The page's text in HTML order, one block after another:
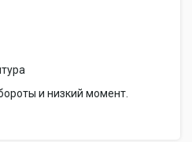
и низкий момент.